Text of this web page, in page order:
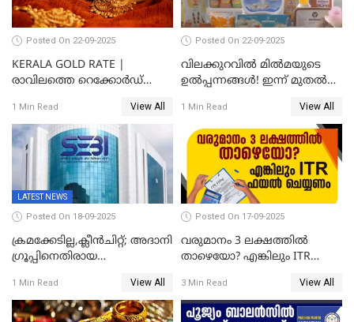
Posted On 22-09-2025
KERALA GOLD RATE |
രാവിലത്തെ റെക്കോർഡ്
തവണ കൂടി; പവൻ വില
83,000 ലേക്ക്
1 Min Read View All
Posted On 22-09-2025
വിലക്കുറവിൽ മിൽമയുടെ
ഉൽപ്പന്നങ്ങൾ! ഇന്ന് മുതൽ
ഉപഭോക്താക്കൾക്ക്
1 Min Read View All
LATEST NEWS
Posted On 18-09-2025
ക്രമക്കേടില്ല,ക്ലീൻചിറ്റ്; അദാനി
​ഗ്രൂപ്പിനെതിരായ
തള്ളി സെബി
1 Min Read View All
Posted On 17-09-2025
വരുമാനം 3 ലക്ഷത്തിൽ
താഴെയോ? എങ്കിലും ITR
3 Min Read View All